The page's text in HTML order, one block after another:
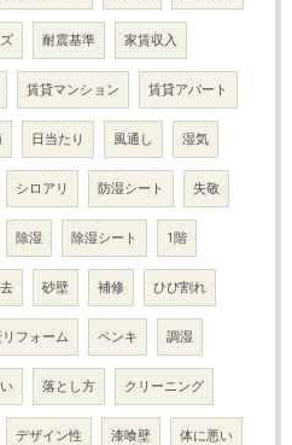
耐震基準 家賃収入
賃貸マンション 賃貸アパート
日当たり 風通し 湿気
シロアリ 防湿シート 失敬
除湿 除湿シート 1階
砂壁 補修 ひび割れ
フォーム ペンキ 調湿
落とし方 クリーニング
デザイン性 漆喰壁 体に悪い